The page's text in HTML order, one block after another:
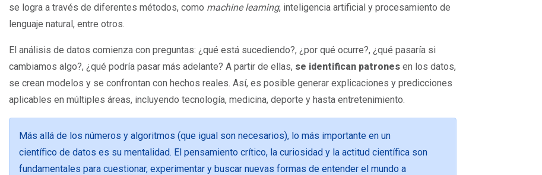
se logra a través de diferentes métodos, como machine learning, inteligencia artificial y procesamiento de
lenguaje natural, entre otros.
El análisis de datos comienza con preguntas: ¿qué está sucediendo?, ¿por qué ocurre?, ¿qué pasaría si
cambiamos algo?, ¿qué podría pasar más adelante? A partir de ellas, se identifican patrones en los datos,
se crean modelos y se confrontan con hechos reales. Así, es posible generar explicaciones y predicciones
aplicables en múltiples áreas, incluyendo tecnología, medicina, deporte y hasta entretenimiento.
Más allá de los números y algoritmos (que igual son necesarios), lo más importante en un
científico de datos es su mentalidad. El pensamiento crítico, la curiosidad y la actitud científica son
fundamentales para cuestionar, experimentar y buscar nuevas formas de entender el mundo a